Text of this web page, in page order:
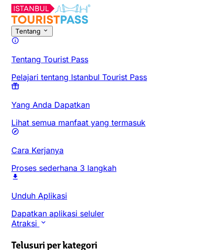
Tentang
Tentang Tourist Pass
Pelajari tentang Istanbul Tourist Pass
Yang Anda Dapatkan
Lihat semua manfaat yang termasuk
Cara Kerjanya
Proses sederhana 3 langkah
Unduh Aplikasi
Dapatkan aplikasi seluler
Atraksi
Telusuri per kategori